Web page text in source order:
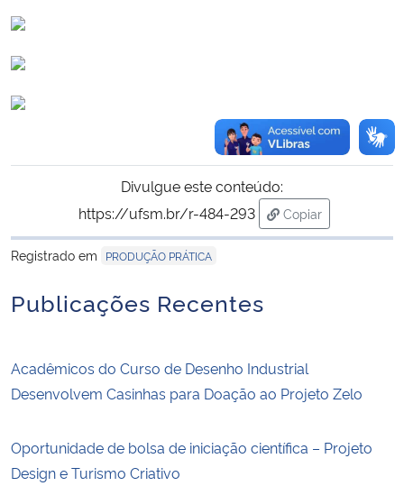
Divulgue este conteúdo:
https://ufsm.br/r-484-293
Copiar
para área de
Registrado em
PRODUÇÃO PRÁTICA
Publicações Recentes
Acadêmicos do Curso de Desenho Industrial
Desenvolvem Casinhas para Doação ao Projeto Zelo
Oportunidade de bolsa de iniciação científica – Projeto
Design e Turismo Criativo